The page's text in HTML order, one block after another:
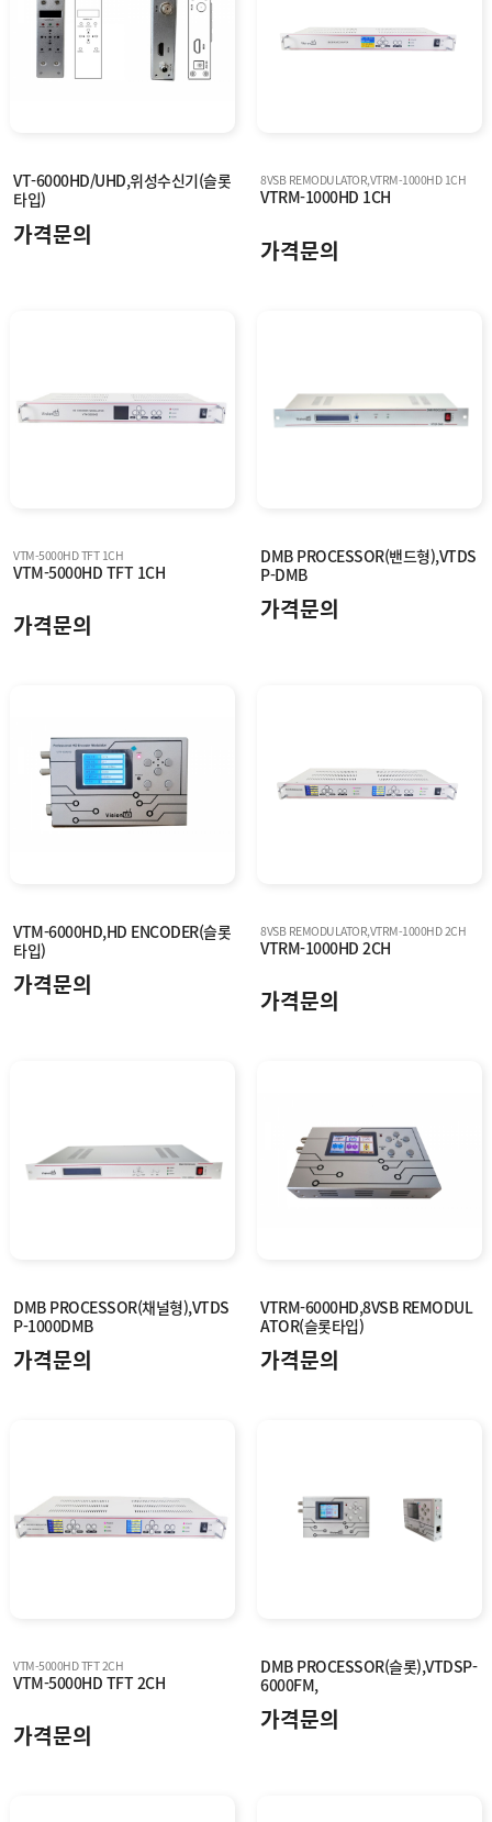
VT-6000HD/UHD,위성수신기(슬롯
타입)
가격문의
8VSB REMODULATOR,VTRM-1000HD 1CH
VTRM-1000HD 1CH
가격문의
VTM-5000HD TFT 1CH
VTM-5000HD TFT 1CH
가격문의
DMB PROCESSOR(밴드형),VTDS
P-DMB
가격문의
VTM-6000HD,HD ENCODER(슬롯
타입)
가격문의
8VSB REMODULATOR,VTRM-1000HD 2CH
VTRM-1000HD 2CH
가격문의
DMB PROCESSOR(채널형),VTDS
P-1000DMB
가격문의
VTRM-6000HD,8VSB REMODUL
ATOR(슬롯타입)
가격문의
VTM-5000HD TFT 2CH
VTM-5000HD TFT 2CH
가격문의
DMB PROCESSOR(슬롯),VTDSP-
6000FM,
가격문의